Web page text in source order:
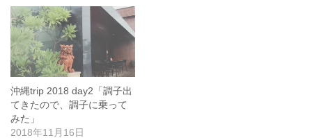
沖縄trip 2018 day2「調子出
てきたので、調子に乗って
みた」
2018年11月16日